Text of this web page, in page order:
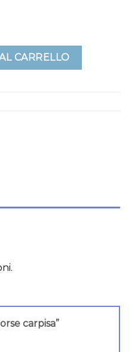
CARRELLO
carpisa”